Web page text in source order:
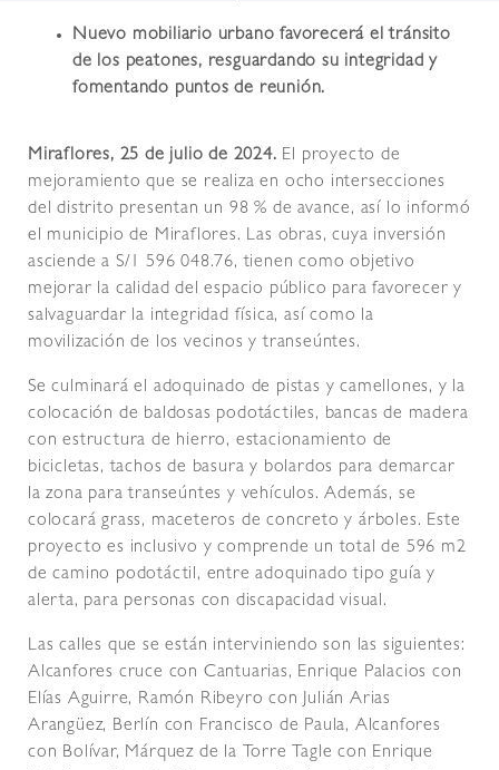
Nuevo mobiliario urbano favorecerá el tránsito
de los peatones, resguardando su integridad y
fomentando puntos de reunión.
Miraflores, 25 de julio de 2024. El proyecto de
mejoramiento que se realiza en ocho intersecciones
del distrito presentan un 98 % de avance, así lo informó
el municipio de Miraflores. Las obras, cuya inversión
asciende a S/1 596 048.76, tienen como objetivo
mejorar la calidad del espacio público para favorecer y
salvaguardar la integridad física, así como la
movilización de los vecinos y transeúntes.
Se culminará el adoquinado de pistas y camellones, y la
colocación de baldosas podotáctiles, bancas de madera
con estructura de hierro, estacionamiento de
bicicletas, tachos de basura y bolardos para demarcar
la zona para transeúntes y vehículos. Además, se
colocará grass, maceteros de concreto y árboles. Este
proyecto es inclusivo y comprende un total de 596 m2
de camino podotáctil, entre adoquinado tipo guía y
alerta, para personas con discapacidad visual.
Las calles que se están interviniendo son las siguientes:
Alcanfores cruce con Cantuarias, Enrique Palacios con
Elías Aguirre, Ramón Ribeyro con Julián Arias
Arangüez, Berlín con Francisco de Paula, Alcanfores
con Bolívar, Márquez de la Torre Tagle con Enrique